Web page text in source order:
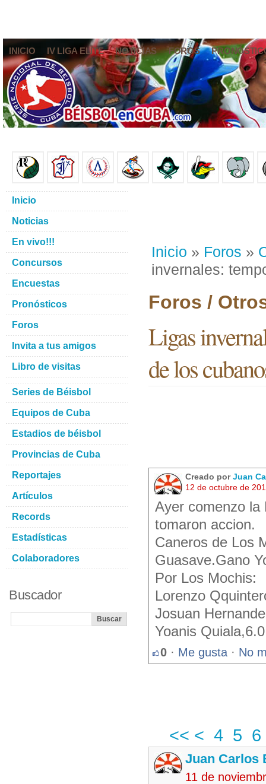
INICIO IV LIGA ELITE NOTICIAS FOROS
Inicio » Foros »
invernales:
Foros /
Ligas
de los
Creado porJuan
12 de octubre de
Ayer comenzo la
tomaron accion.
Caneros de Los
Guasave.Gano
Por Los Mochis:
Lorenzo
Josuan
Yoanis
0 · Me gusta · No
<< < 4 5 6
Juan Carlos
11 de
Inicio
Noticias
En vivo!!!
Concursos
Encuestas
Pronósticos
Foros
Invita a tus amigos
Libro de visitas
Series de Béisbol
Equipos de Cuba
Estadios de béisbol
Provincias de Cuba
Reportajes
Artículos
Records
Estadísticas
Colaboradores
Buscador